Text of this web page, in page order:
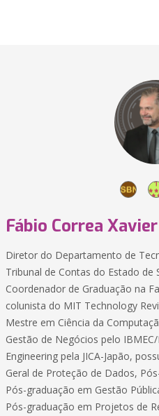
Fábio Correa
Diretor do Departamento de
Tribunal de Contas do Estado de
Coordenador de Graduação na
colunista do MIT Technology
Mestre em Ciência da
Gestão de Negócios pelo
Engineering pela JICA-Japão,
Geral de Proteção de Dados,
Pós-graduação em Gestão
Pós-graduação em Projetos de